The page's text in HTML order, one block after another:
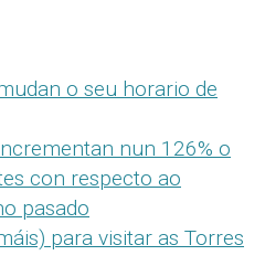
o seu horario de
nun 126% o
con respecto ao
pasado
para visitar as Torres